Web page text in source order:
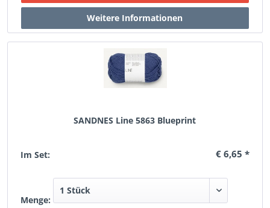
SANDNES Line 5863 Blueprint
Im Set: € 6,65 *
Menge: